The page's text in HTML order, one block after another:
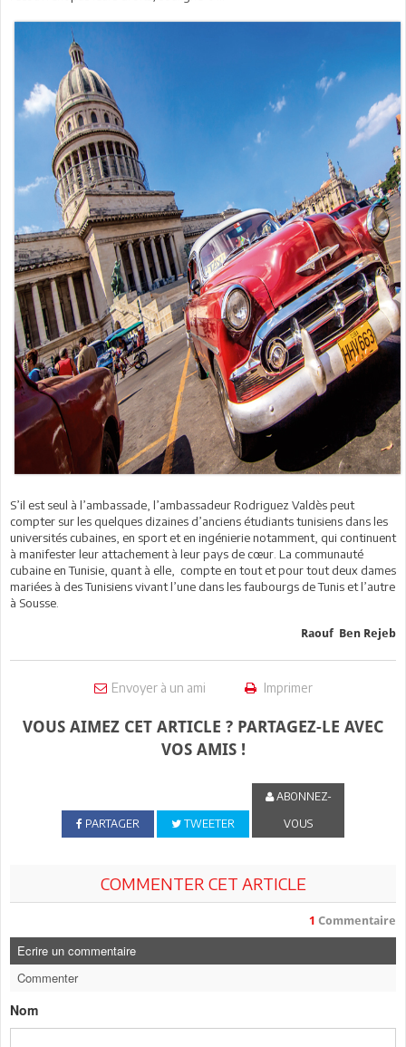
S’il est seul à l’ambassade, l’ambassadeur Rodriguez Valdès peut
compter sur les quelques dizaines d’anciens étudiants tunisiens dans les
universités cubaines, en sport et en ingénierie notamment, qui continuent
à manifester leur attachement à leur pays de cœur. La communauté
cubaine en Tunisie, quant à elle, compte en tout et pour tout deux dames
mariées à des Tunisiens vivant l’une dans les faubourgs de Tunis et l’autre
à Sousse.
Raouf Ben Rejeb
Envoyer à un ami Imprimer
VOUS AIMEZ CET ARTICLE ? PARTAGEZ-LE AVEC
VOS AMIS !
PARTAGER TWEETER
ABONNEZ-
VOUS
COMMENTER CET ARTICLE
1 Commentaire
Ecrire un commentaire
Commenter
Nom